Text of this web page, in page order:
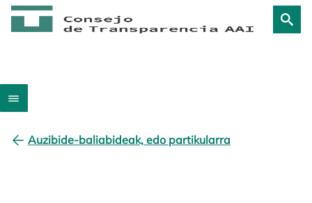
Auzibide-baliabideak, edo partikularra